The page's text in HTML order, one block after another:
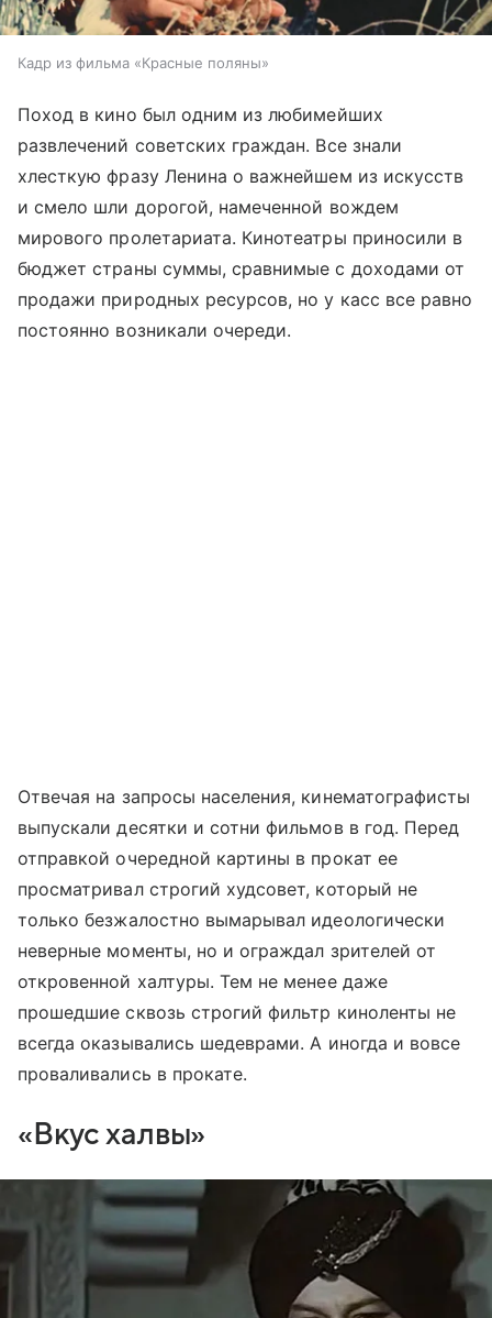
Кадр из фильма «Красные поляны»
Поход в кино был одним из любимейших
развлечений советских граждан. Все знали
хлесткую фразу Ленина о важнейшем из искусств
и смело шли дорогой, намеченной вождем
мирового пролетариата. Кинотеатры приносили в
бюджет страны суммы, сравнимые с доходами от
продажи природных ресурсов, но у касс все равно
постоянно возникали очереди.
Отвечая на запросы населения, кинематографисты
выпускали десятки и сотни фильмов в год. Перед
отправкой очередной картины в прокат ее
просматривал строгий худсовет, который не
только безжалостно вымарывал идеологически
неверные моменты, но и ограждал зрителей от
откровенной халтуры. Тем не менее даже
прошедшие сквозь строгий фильтр киноленты не
всегда оказывались шедеврами. А иногда и вовсе
проваливались в прокате.
«Вкус халвы»